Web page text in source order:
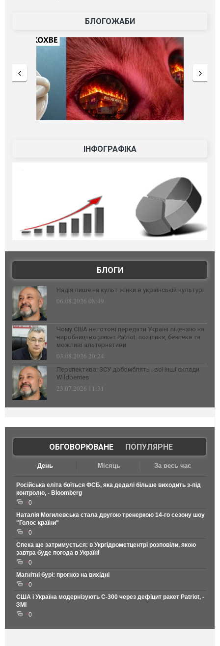
БЛОГОЖАБИ
ІНФОГРАФІКА
БЛОГИ
Надія лише на культ жінки в українській культурі
06.08.2026 08:49
Чому США не готові передати Україні ліцензію на
виробництво ракет Patriot: політика, безпека та
можливі альтернативи
03.08.2026 20:24
Перспектива: ЗСУ добомблять і всі інші склади
Wildberries
23.07.2026 11:31
ОБГОВОРЮВАНЕ| ПОПУЛЯРНЕ
День Місяць За весь час
Російська еліта боїться ФСБ, яка дедалі більше виходить з-під
контролю, - Bloomberg
0
Наталія Могилевська стала другою тренеркою 14-го сезону шоу
"Голос країни"
0
Спека ще затримується: в Укргідрометцентрі розповіли, якою
завтра буде погода в Україні
0
Магнітні бурі: прогноз на вихідні
0
США і Україна модернізують С-300 через дефіцит ракет Patriot, -
ЗМІ
0